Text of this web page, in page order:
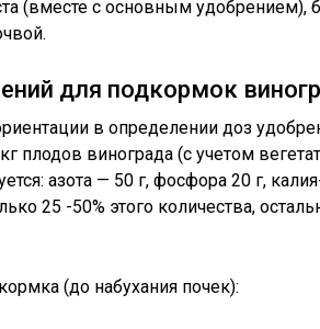
(вместе с основным удобрением),
для подкормок
в определении доз
плодов винограда (с учетом
азота — 50 г, фосфора 20 г,
25 -50% этого количества,
(до набухания почек):